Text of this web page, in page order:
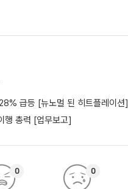
급등 [뉴노멀 된 히트플레이션]
행 총력 [업무보고]
0 0